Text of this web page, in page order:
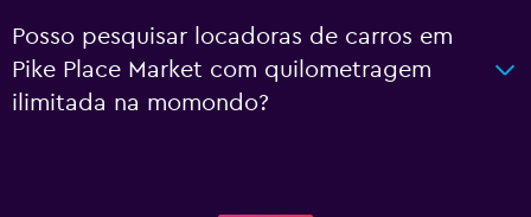
Posso pesquisar locadoras de carros em
Pike Place Market com quilometragem
ilimitada na momondo?